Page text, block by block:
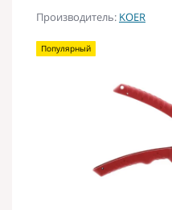
Производитель: KOER
Популярный